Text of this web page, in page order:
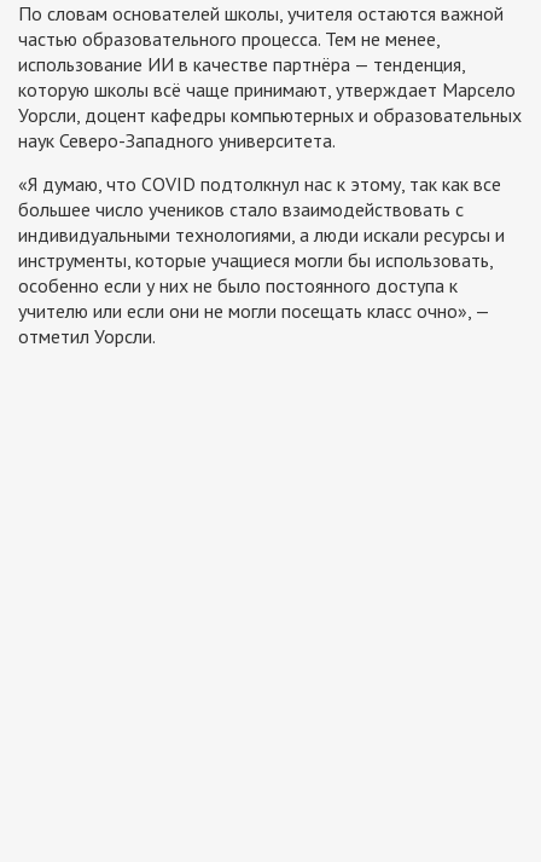
По словам основателей школы, учителя остаются важной
частью образовательного процесса. Тем не менее,
использование ИИ в качестве партнёра — тенденция,
которую школы всё чаще принимают, утверждает Марсело
Уорсли, доцент кафедры компьютерных и образовательных
наук Северо-Западного университета.
«Я думаю, что COVID подтолкнул нас к этому, так как все
большее число учеников стало взаимодействовать с
индивидуальными технологиями, а люди искали ресурсы и
инструменты, которые учащиеся могли бы использовать,
особенно если у них не было постоянного доступа к
учителю или если они не могли посещать класс очно», —
отметил Уорсли.